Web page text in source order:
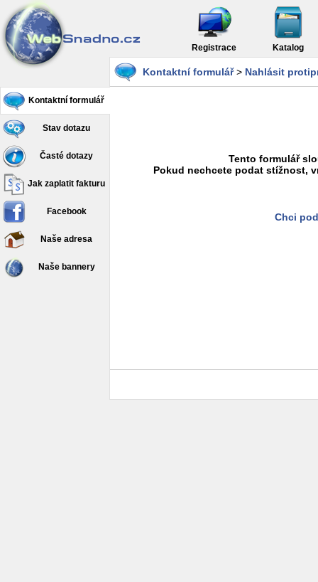
Registrace Katalog
Kontaktní formulář
Stav dotazu
Časté dotazy
Jak zaplatit fakturu
Facebook
Naše adresa
Naše bannery
Kontaktní formulář> Nahlásit
Tento formulář
Pokud nechcete podat stížnost,
Chci